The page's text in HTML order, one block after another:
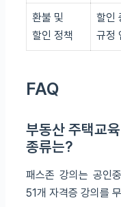
환불 및
할인 정책
할인
규정
FAQ
부동산 주택교
종류는?
패스존 강의는 공인
51개 자격증 강의를